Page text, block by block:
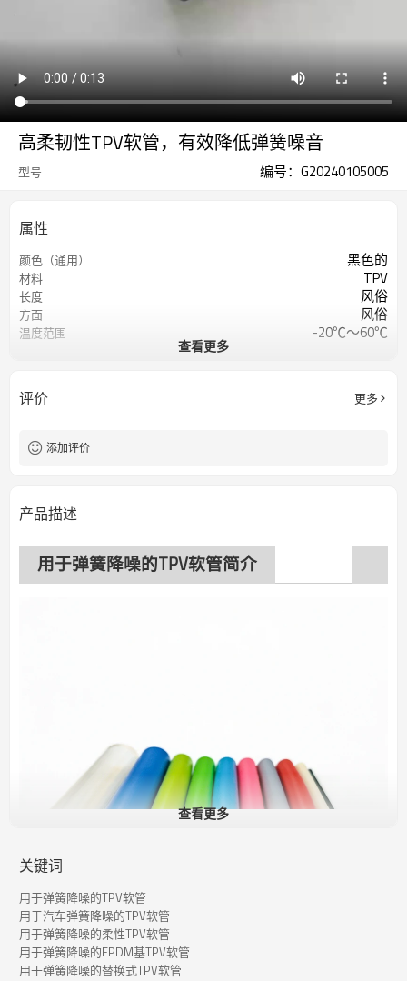
高柔韧性TPV软管，有效降低弹簧噪音
型号 编号：G20240105005
属性
颜色（通用） 黑色的
材料 TPV
长度 风俗
方面 风俗
温度范围 -20℃～60℃
抗拉强度
密度 ≤0.98cm³
查看更多
评价 更多
添加评价
产品描述
用于弹簧降噪的TPV软管简介
查看更多
关键词
用于弹簧降噪的TPV软管
用于汽车弹簧降噪的TPV软管
用于弹簧降噪的柔性TPV软管
用于弹簧降噪的EPDM基TPV软管
用于弹簧降噪的替换式TPV软管